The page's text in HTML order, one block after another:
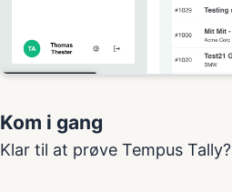
Kom i gang
Klar til at prøve Tempus Tally?